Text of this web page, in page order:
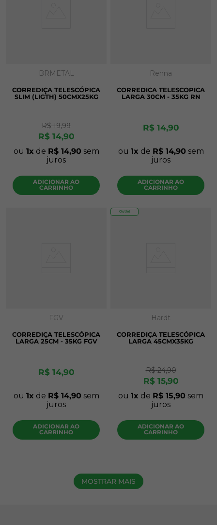
BRMETAL
CORREDIÇA TELESCÓPICA
SLIM (LIGTH) 50CMX25KG
R$ 19,99
R$ 14,90
ou 1 de R$ 14,90 sem
juros
ADICIONAR AO
CARRINHO
Renna
CORREDICA TELESCOPICA
LARGA 30CM - 35KG RN
R$ 14,90
ou 1 de R$ 14,90 sem
juros
ADICIONAR AO
CARRINHO
FGV
CORREDIÇA TELESCÓPICA
LARGA 25CM - 35KG FGV
R$ 14,90
ou 1 de R$ 14,90 sem
juros
ADICIONAR AO
CARRINHO
Outlet
Hardt
CORREDIÇA TELESCÓPICA
LARGA 45CMX35KG
R$ 24,90
R$ 15,90
ou 1 de R$ 15,90 sem
juros
ADICIONAR AO
CARRINHO
MOSTRAR MAIS